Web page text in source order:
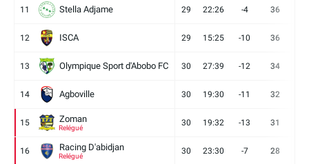
11 Stella Adjame 29 22:26 -4 36
12 ISCA 29 15:25 -10 36
13 Olympique Sport d'Abobo FC 30 27:39 -12 34
14 Agboville 30 19:30 -11 32
15 Zoman
Relégué
30 19:32 -13 31
16 Racing D'abidjan
Relégué
30 23:30 -7 28